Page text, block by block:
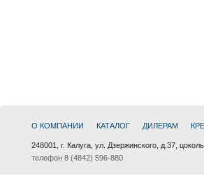
О КОМПАНИИ КАТАЛОГ ДИЛЕРАМ
248001, г. Калуга, ул. Дзержинского, д.37,
телефон 8 (4842) 596-880